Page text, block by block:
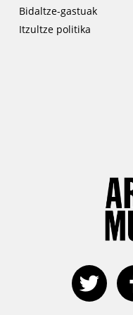
Bidaltze-gastuak
Itzultze politika